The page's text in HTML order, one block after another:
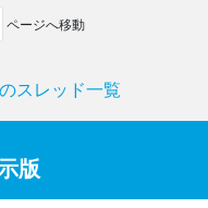
ページへ移動
スレッド一覧
版